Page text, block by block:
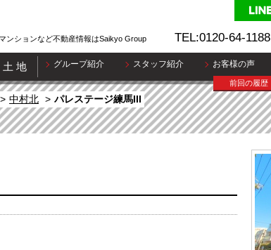
ンションなど不動産情報はSaikyo Group TEL:0120-64-1188
土 地 グループ紹介 スタッフ紹介 お客様の声
前回の履歴
中村北 パレステージ練馬III